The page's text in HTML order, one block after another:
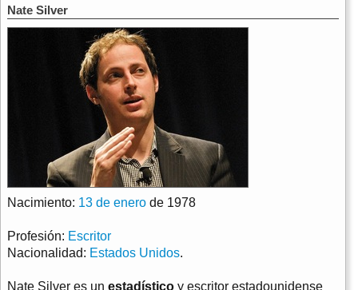
Nate Silver
Nacimiento: 13 de enero de 1978
Profesión: Escritor
Nacionalidad: Estados Unidos.
Nate Silver es un estadístico y escritor estadounidense